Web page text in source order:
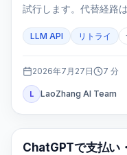
試行します。代替経路
LLM API リトライ
2026年7月27日 7 分
L LaoZhang AI Team
ChatGPT
ChatGPTで支払い